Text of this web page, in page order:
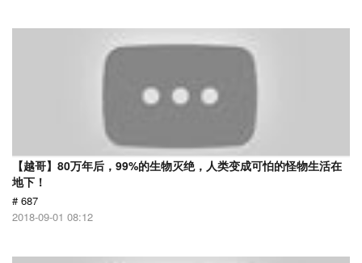
【越哥】80万年后，99%的生物灭绝，人类变成可怕的怪物生活在
地下！
# 687
2018-09-01 08:12